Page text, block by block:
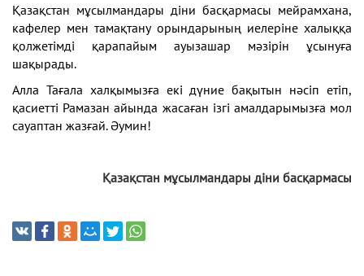
Қазақстан мұсылмандары діни басқармасы мейрамхана,
кафелер мен тамақтану орындарының иелеріне халыққа
қолжетімді қарапайым ауызашар мәзірін ұсынуға
шақырады.
Алла Тағала халқымызға екі дүние бақытын нәсіп етіп,
қасиетті Рамазан айында жасаған ізгі амалдарымызға мол
сауаптан жазғай. Әумин!
Қазақстан мұсылмандары діни басқармасы